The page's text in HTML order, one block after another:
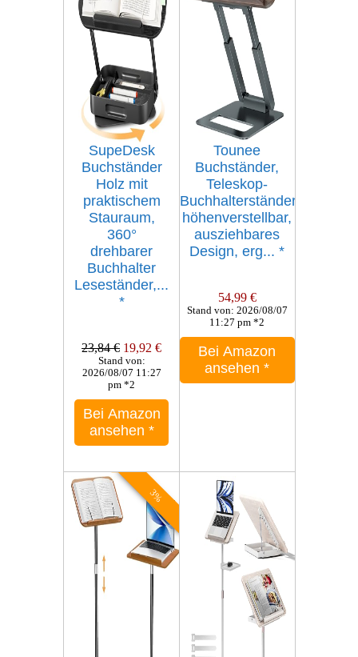
SupeDesk
Buchständer
Holz mit
praktischem
Stauraum,
360°
drehbarer
Buchhalter
Leseständer,...
*
23,84 € 19,92 €
Stand von:
2026/08/07 11:27
pm *2
Bei Amazon
ansehen *
Tounee
Buchständer,
Teleskop-
Buchhalterständer,
höhenverstellbar,
ausziehbares
Design, erg...*
54,99 €
Stand von: 2026/08/07
11:27 pm *2
Bei Amazon
ansehen*
3%